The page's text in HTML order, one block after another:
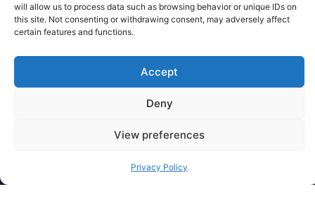
will allow us to process data such as browsing behavior or unique IDs on
this site. Not consenting or withdrawing consent, may adversely affect
certain features and functions.
Accept
Deny
View preferences
Privacy Policy
注册订阅
《领导力
视角
职业发展以及塑造未来
提交您的电子邮件地